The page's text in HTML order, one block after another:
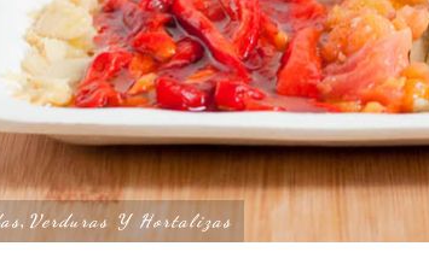
, Verduras Y Hortalizas